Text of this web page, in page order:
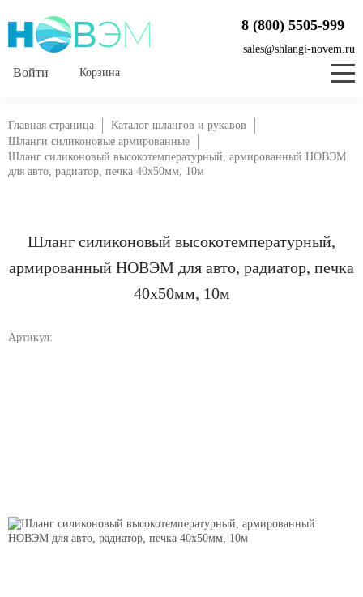
8 (800) 5505-999
sales@shlangi-novem.ru
Корзина
Главная страница
Каталог шлангов и рукавов
Шланги силиконовые армированные
Шланг силиконовый высокотемпературный, армированный НОВЭМ
для авто, радиатор, печка 40x50мм, 10м
Шланг силиконовый высокотемпературный,
армированный НОВЭМ для авто, радиатор, печка
40x50мм, 10м
Артикул: